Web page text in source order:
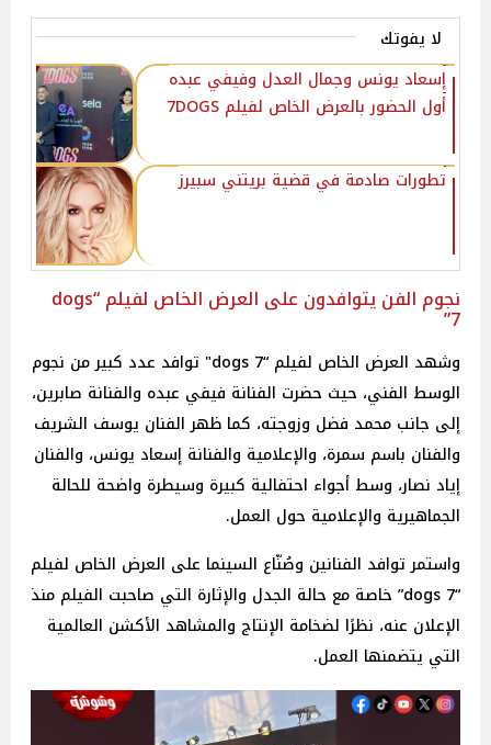
لا يفوتك
إسعاد يونس وجمال العدل وفيفي عبده
أول الحضور بالعرض الخاص لفيلم 7DOGS
تطورات صادمة في قضية بريتني سبيرز
نجوم الفن يتوافدون على العرض الخاص لفيلم “dogs
7”
وشهد العرض الخاص لفيلم “dogs 7" توافد عدد كبير من نجوم
الوسط الفني، حيث حضرت الفنانة فيفي عبده والفنانة صابرين،
إلى جانب محمد فضل وزوجته، كما ظهر الفنان يوسف الشريف
والفنان باسم سمرة، والإعلامية والفنانة إسعاد يونس، والفنان
إياد نصار، وسط أجواء احتفالية كبيرة وسيطرة واضحة للحالة
الجماهيرية والإعلامية حول العمل.
واستمر توافد الفنانين وصُنّاع السينما على العرض الخاص لفيلم
“dogs 7” خاصة مع حالة الجدل والإثارة التي صاحبت الفيلم منذ
الإعلان عنه، نظرًا لضخامة الإنتاج والمشاهد الأكشن العالمية
التي يتضمنها العمل.